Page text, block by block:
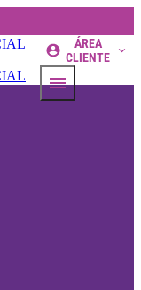
ÁREA
CLIENTE